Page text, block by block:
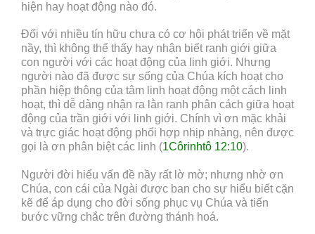
hiện hay hoạt động nào đó.
Đối với nhiều tín hữu chưa có cơ hội phát triển về mặt
nầy, thì không thể thấy hay nhận biết ranh giới giữa
con người với các hoạt động của linh giới. Nhưng
người nào đã được sự sống của Chúa kích hoạt cho
phần hiệp thông của tâm linh hoạt động một cách linh
hoạt, thì dễ dàng nhận ra lằn ranh phân cách giữa hoạt
động của trần giới với linh giới. Chính vì ơn mặc khải
và trực giác hoạt động phối hợp nhịp nhàng, nên được
gọi là ơn phân biệt các linh (1Côrinhtô 12:10).
Người đời hiểu vấn đề nầy rất lờ mờ; nhưng nhờ ơn
Chúa, con cái của Ngài được ban cho sự hiểu biết cặn
kẽ để áp dụng cho đời sống phục vụ Chúa và tiến
bước vững chắc trên đường thánh hoá.